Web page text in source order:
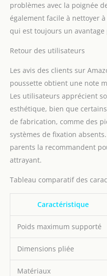
problèmes avec la poignée
également facile à nettoyer
qui est toujours un
Retour des utilisateurs
Les avis des clients sur
poussette obtient une note
Les utilisateurs apprécient
esthétique, bien que
de fabrication, comme des
systèmes de fixation
parents la recommandent
attrayant.
Tableau comparatif des
Caractéristique
Poids maximum supporté
Dimensions pliée
Matériaux